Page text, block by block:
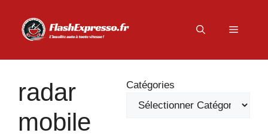
contenu
Menu
radar
mobile
Catégories